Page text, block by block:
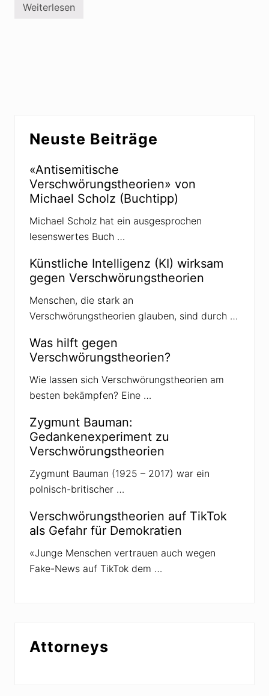
P
u
s
l
a
n
d
s
h
o
n
a
n
g
m
t
e
r
s
h
w
ö
n
g
s
t
e
o
r
e
n
Weiterlesen
Neuste Beiträge
«Antisemitische
Verschwörungstheorien» von
Michael Scholz (Buchtipp)
Michael Scholz hat ein ausgesprochen
lesenswertes Buch …
Künstliche Intelligenz (KI) wirksam
gegen Verschwörungstheorien
Menschen, die stark an
Verschwörungstheorien glauben, sind durch …
Was hilft gegen
Verschwörungstheorien?
Wie lassen sich Verschwörungstheorien am
besten bekämpfen? Eine …
Zygmunt Bauman:
Gedankenexperiment zu
Verschwörungstheorien
Zygmunt Bauman (1925 – 2017) war ein
polnisch-britischer …
Verschwörungstheorien auf TikTok
als Gefahr für Demokratien
«Junge Menschen vertrauen auch wegen
Fake-News auf TikTok dem …
Attorneys